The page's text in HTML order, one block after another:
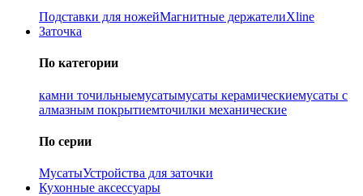
Подставки для ножейМагнитные держателиXline
Заточка
По категории
камни точильныемусатымусаты керамическиемусаты с
алмазным покрытиемточилки механические
По серии
МусатыУстройства для заточки
Кухонные аксессуары